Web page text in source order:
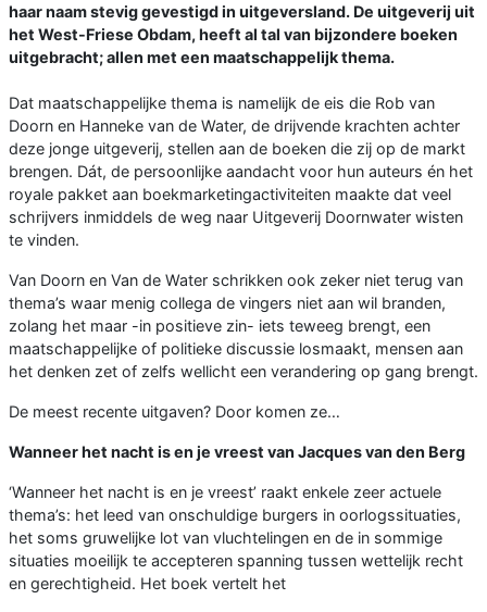
haar naam stevig gevestigd in uitgeversland. De uitgeverij uit
het West-Friese Obdam, heeft al tal van bijzondere boeken
uitgebracht; allen met een maatschappelijk thema.
Dat maatschappelijke thema is namelijk de eis die Rob van
Doorn en Hanneke van de Water, de drijvende krachten achter
deze jonge uitgeverij, stellen aan de boeken die zij op de markt
brengen. Dát, de persoonlijke aandacht voor hun auteurs én het
royale pakket aan boekmarketingactiviteiten maakte dat veel
schrijvers inmiddels de weg naar Uitgeverij Doornwater wisten
te vinden.
Van Doorn en Van de Water schrikken ook zeker niet terug van
thema’s waar menig collega de vingers niet aan wil branden,
zolang het maar -in positieve zin- iets teweeg brengt, een
maatschappelijke of politieke discussie losmaakt, mensen aan
het denken zet of zelfs wellicht een verandering op gang brengt.
De meest recente uitgaven? Door komen ze…
Wanneer het nacht is en je vreest van Jacques van den Berg
‘Wanneer het nacht is en je vreest’ raakt enkele zeer actuele
thema’s: het leed van onschuldige burgers in oorlogssituaties,
het soms gruwelijke lot van vluchtelingen en de in sommige
situaties moeilijk te accepteren spanning tussen wettelijk recht
en gerechtigheid. Het boek vertelt het